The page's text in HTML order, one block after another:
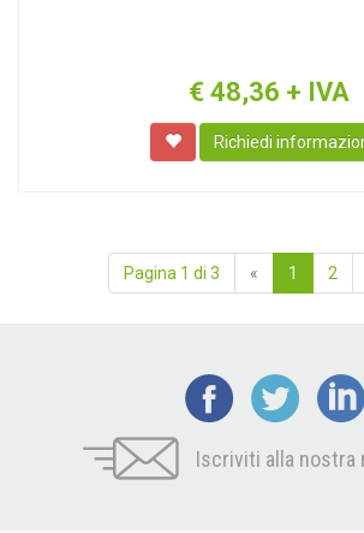
€ 48,36 + IVA
Richiedi
Pagina 1 di 3 « 1 2
Iscriviti alla nostra